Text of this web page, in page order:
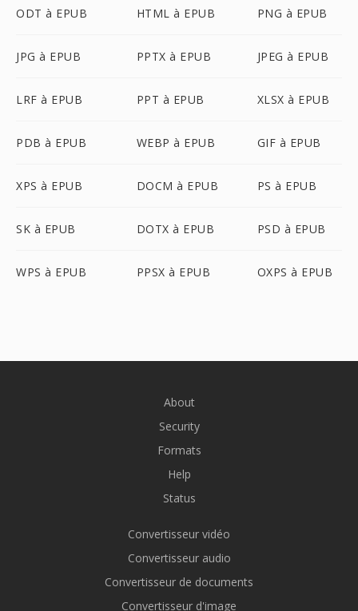
ODT à EPUB HTML à EPUB PNG à EPUB
JPG à EPUB PPTX à EPUB JPEG à EPUB
LRF à EPUB PPT à EPUB XLSX à EPUB
PDB à EPUB WEBP à EPUB GIF à EPUB
XPS à EPUB DOCM à EPUB PS à EPUB
SK à EPUB DOTX à EPUB PSD à EPUB
WPS à EPUB PPSX à EPUB OXPS à EPUB
About
Security
Formats
Help
Status
Convertisseur vidéo
Convertisseur audio
Convertisseur de documents
Convertisseur d'image